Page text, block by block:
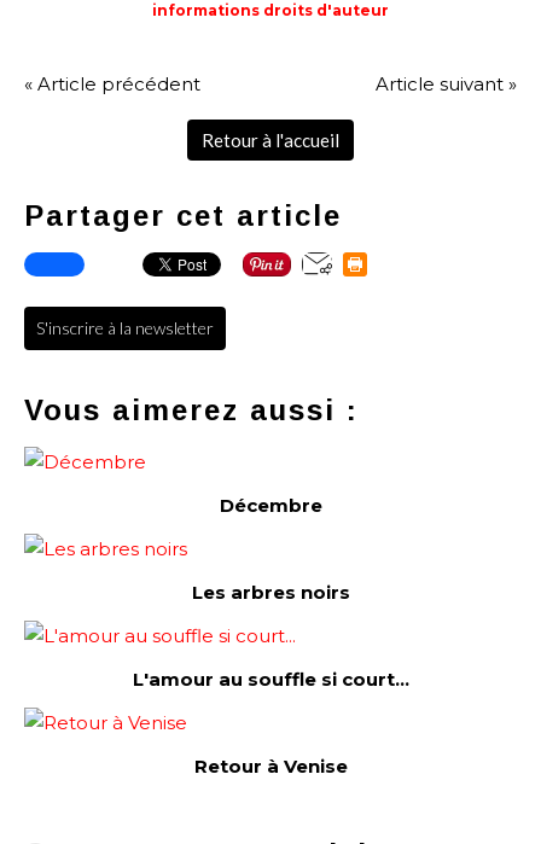
informations droits d'auteur
« Article précédent Article suivant »
Retour à l'accueil
Partager cet article
S'inscrire à la newsletter
Vous aimerez aussi :
Décembre
Les arbres noirs
L'amour au souffle si court...
Retour à Venise